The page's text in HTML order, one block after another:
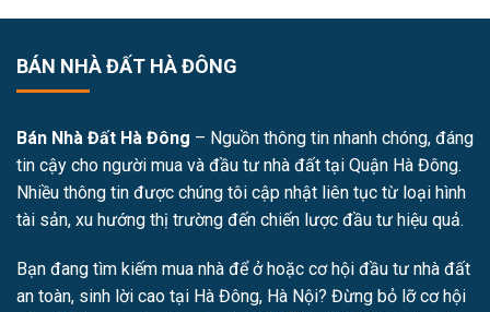
BÁN NHÀ ĐẤT HÀ ĐÔNG
Bán Nhà Đất Hà Đông – Nguồn thông tin nhanh chóng, đáng
tin cậy cho người mua và đầu tư nhà đất tại Quận Hà Đông.
Nhiều thông tin được chúng tôi cập nhật liên tục từ loại hình
tài sản, xu hướng thị trường đến chiến lược đầu tư hiệu quả.
Bạn đang tìm kiếm mua nhà để ở hoặc cơ hội đầu tư nhà đất
an toàn, sinh lời cao tại Hà Đông, Hà Nội? Đừng bỏ lỡ cơ hội